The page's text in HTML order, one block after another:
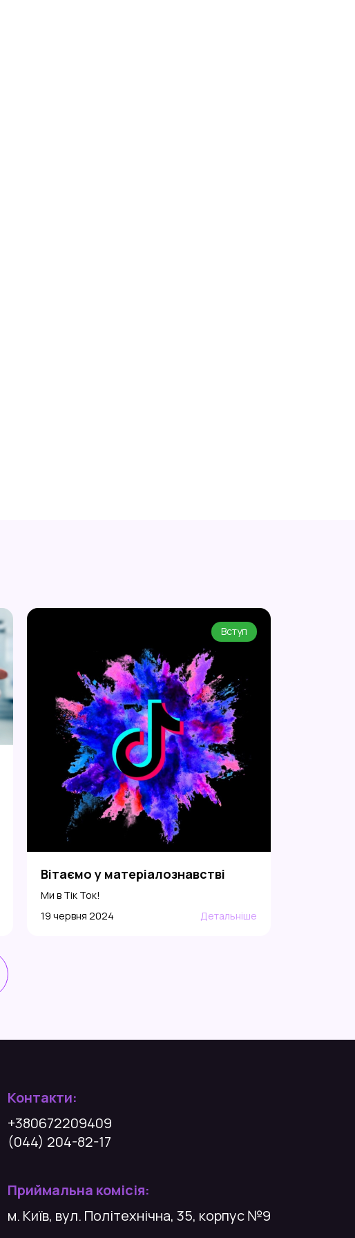
Вступ
Вітаємо у матеріалознавстві
Ми в Тік Ток!
19 червня 2024
Детальніше
Контакти:
+380672209409
(044) 204-82-17
Приймальна комісія:
м. Київ, вул. Політехнічна, 35, корпус №9